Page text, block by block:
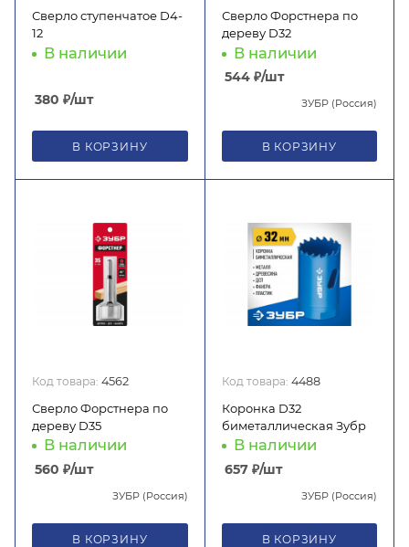
Сверло ступенчатое D4-
12
В наличии
380 ₽/шт
В КОРЗИНУ
Сверло Форстнера по
дереву D32
В наличии
544₽/шт
ЗУБР (Россия)
В КОРЗИНУ
Код товара: 4562
Сверло Форстнера по
дереву D35
В наличии
560 ₽/шт
ЗУБР (Россия)
В КОРЗИНУ
Код товара: 4488
Коронка D32
биметаллическая Зубр
В наличии
657₽/шт
ЗУБР (Россия)
В КОРЗИНУ